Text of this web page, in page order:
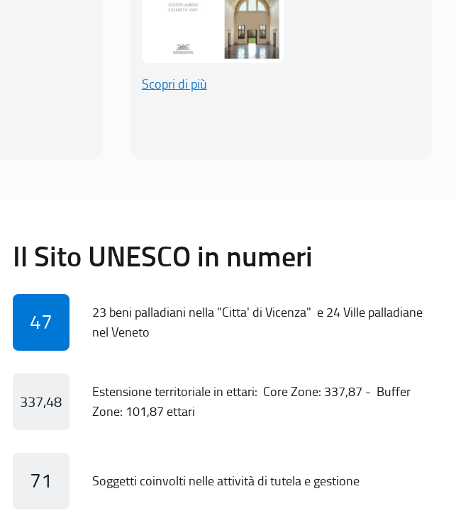
Scopri di più
Il Sito UNESCO in numeri
47
23 beni palladiani nella "Citta' di Vicenza" e 24 Ville palladiane
nel Veneto
337,48
Estensione territoriale in ettari: Core Zone: 337,87 - Buffer
Zone: 101,87 ettari
71 Soggetti coinvolti nelle attività di tutela e gestione